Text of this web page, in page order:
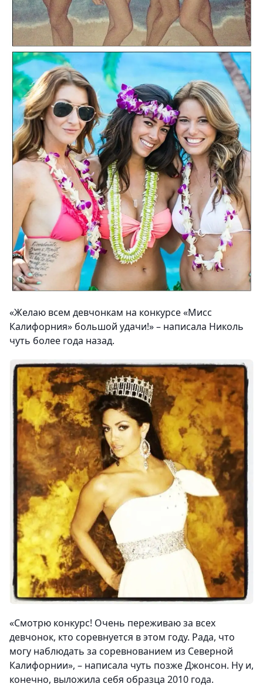
«Желаю всем девчонкам на конкурсе «Мисс
Калифорния» большой удачи!» – написала Николь
чуть более года назад.
«Смотрю конкурс! Очень переживаю за всех
девчонок, кто соревнуется в этом году. Рада, что
могу наблюдать за соревнованием из Северной
Калифорнии», – написала чуть позже Джонсон. Ну и,
конечно, выложила себя образца 2010 года.